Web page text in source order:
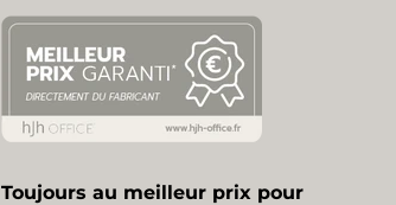
Toujours au meilleur prix pour